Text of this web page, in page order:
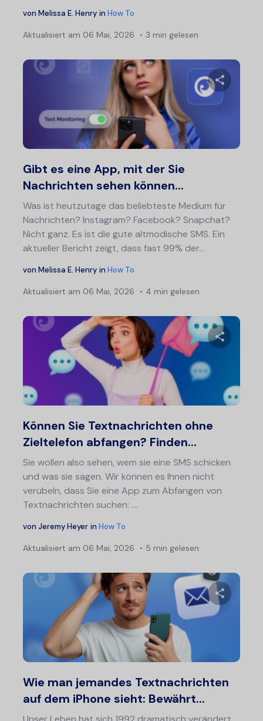
von Melissa E. Henry in How To
Aktualisiert am 06 Mai, 2026 3 min gelesen
Diesen
Gibt es eine App, mit der Sie
Nachrichten sehen können...
Was ist heutzutage das beliebteste Medium für
Nachrichten? Instagram? Facebook? Snapchat?
Nicht ganz. Es ist die gute altmodische SMS. Ein
aktueller Bericht zeigt, dass fast 99% der...
von Melissa E. Henry in How To
Aktualisiert am 06 Mai, 2026 4 min gelesen
Können Sie Textnachrichten ohne
Zieltelefon abfangen? Finden...
Sie wollen also sehen, wem sie eine SMS schicken
und was sie sagen. Wir können es Ihnen nicht
verübeln, dass Sie eine App zum Abfangen von
Textnachrichten suchen: ....
von Jeremy Heyer in How To
Aktualisiert am 06 Mai, 2026 5 min gelesen
Wie man jemandes Textnachrichten
auf dem iPhone sieht: Bewährt...